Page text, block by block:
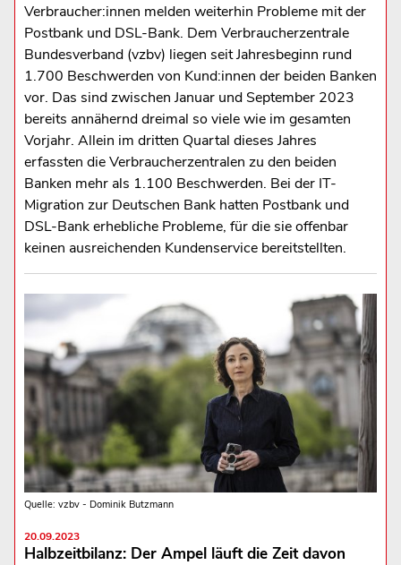
Verbraucher:innen melden weiterhin Probleme mit der
Postbank und DSL-Bank. Dem Verbraucherzentrale
Bundesverband (vzbv) liegen seit Jahresbeginn rund
1.700 Beschwerden von Kund:innen der beiden Banken
vor. Das sind zwischen Januar und September 2023
bereits annähernd dreimal so viele wie im gesamten
Vorjahr. Allein im dritten Quartal dieses Jahres
erfassten die Verbraucherzentralen zu den beiden
Banken mehr als 1.100 Beschwerden. Bei der IT-
Migration zur Deutschen Bank hatten Postbank und
DSL-Bank erhebliche Probleme, für die sie offenbar
keinen ausreichenden Kundenservice bereitstellten.
Quelle: vzbv - Dominik Butzmann
20.09.2023
Halbzeitbilanz: Der Ampel läuft die Zeit davon